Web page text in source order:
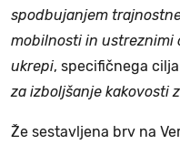
spodbujanjem
mobilnosti in
ukrepi, specifičnega cilja
za izboljšanje kakovosti
Že sestavljena brv na